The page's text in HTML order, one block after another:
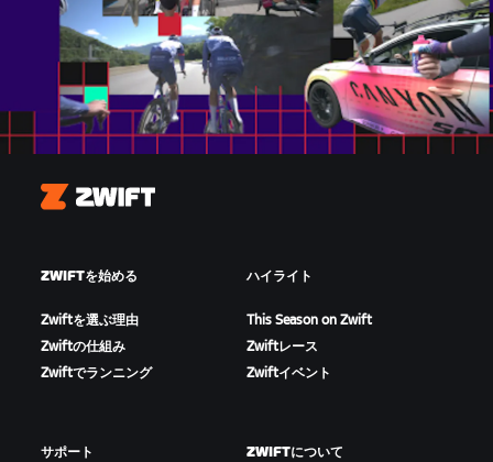
Zwift
ZWIFTを始める
Zwiftを選ぶ理由
Zwiftの仕組み
Zwiftでランニング
ハイライト
This Season on Zwift
Zwiftレース
Zwiftイベント
サポート ZWIFTについて